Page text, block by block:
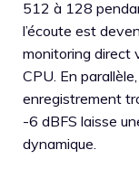
512 à 128
l’écoute est
monitoring direct
CPU. En
enregistrement
-6 dBFS laisse
dynamique.